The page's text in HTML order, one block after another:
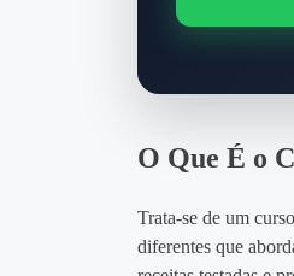
O Que É o
Trata‑se de um
diferentes que